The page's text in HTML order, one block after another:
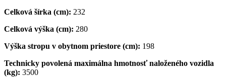
Celková šírka (cm): 232
Celková výška (cm): 280
Výška stropu v obytnom priestore (cm): 198
Technicky povolená maximálna hmotnosť naloženého vozidla
(kg): 3500